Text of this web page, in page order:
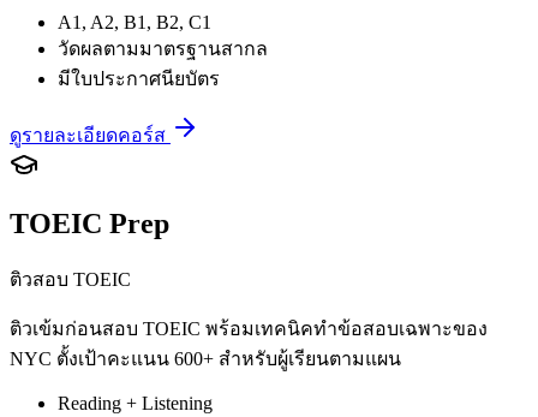
A1, A2, B1, B2, C1
วัดผลตามมาตรฐานสากล
มีใบประกาศนียบัตร
ดูรายละเอียดคอร์ส
TOEIC Prep
ติวสอบ TOEIC
ติวเข้มก่อนสอบ TOEIC พร้อมเทคนิคทำข้อสอบเฉพาะของ
NYC ตั้งเป้าคะแนน 600+ สำหรับผู้เรียนตามแผน
Reading + Listening